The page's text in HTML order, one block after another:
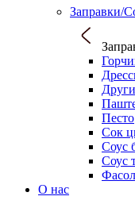
Заправки/
Песто
Сок
Соус
Соус
О нас